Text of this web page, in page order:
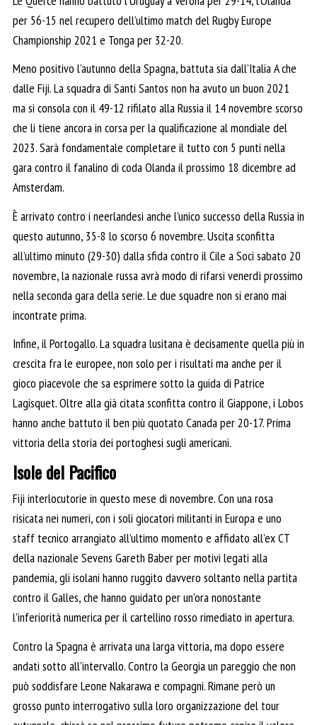
per 56-15 nel recupero dell’ultimo match del Rugby Europe
Championship 2021 e Tonga per 32-20.
Meno positivo l’autunno della Spagna, battuta sia dall’Italia A che
dalle Fiji. La squadra di Santi Santos non ha avuto un buon 2021
ma si consola con il 49-12 rifilato alla Russia il 14 novembre scorso
che li tiene ancora in corsa per la qualificazione al mondiale del
2023. Sarà fondamentale completare il tutto con 5 punti nella
gara contro il fanalino di coda Olanda il prossimo 18 dicembre ad
Amsterdam.
È arrivato contro i neerlandesi anche l’unico successo della Russia in
questo autunno, 35-8 lo scorso 6 novembre. Uscita sconfitta
all’ultimo minuto (29-30) dalla sfida contro il Cile a Soci sabato 20
novembre, la nazionale russa avrà modo di rifarsi venerdì prossimo
nella seconda gara della serie. Le due squadre non si erano mai
incontrate prima.
Infine, il Portogallo. La squadra lusitana è decisamente quella più in
crescita fra le europee, non solo per i risultati ma anche per il
gioco piacevole che sa esprimere sotto la guida di Patrice
Lagisquet. Oltre alla già citata sconfitta contro il Giappone, i Lobos
hanno anche battuto il ben più quotato Canada per 20-17. Prima
vittoria della storia dei portoghesi sugli americani.
Isole del Pacifico
Fiji interlocutorie in questo mese di novembre. Con una rosa
risicata nei numeri, con i soli giocatori militanti in Europa e uno
staff tecnico arrangiato all’ultimo momento e affidato all’ex CT
della nazionale Sevens Gareth Baber per motivi legati alla
pandemia, gli isolani hanno ruggito davvero soltanto nella partita
contro il Galles, che hanno guidato per un’ora nonostante
l’inferiorità numerica per il cartellino rosso rimediato in apertura.
Contro la Spagna è arrivata una larga vittoria, ma dopo essere
andati sotto all’intervallo. Contro la Georgia un pareggio che non
può soddisfare Leone Nakarawa e compagni. Rimane però un
grosso punto interrogativo sulla loro organizzazione del tour